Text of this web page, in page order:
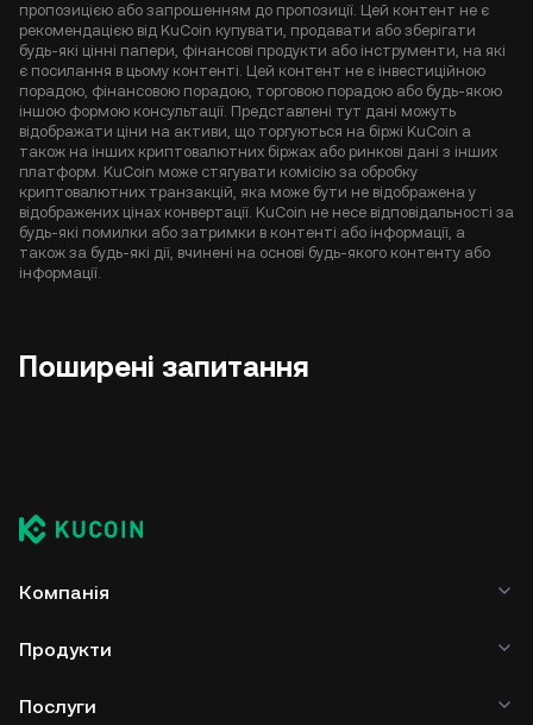
пропозицією або запрошенням до пропозиції. Цей контент не є
рекомендацією від KuCoin купувати, продавати або зберігати
будь-які цінні папери, фінансові продукти або інструменти, на які
є посилання в цьому контенті. Цей контент не є інвестиційною
порадою, фінансовою порадою, торговою порадою або будь-якою
іншою формою консультації. Представлені тут дані можуть
відображати ціни на активи, що торгуються на біржі KuCoin а
також на інших криптовалютних біржах або ринкові дані з інших
платформ. KuCoin може стягувати комісію за обробку
криптовалютних транзакцій, яка може бути не відображена у
відображених цінах конвертації. KuCoin не несе відповідальності за
будь-які помилки або затримки в контенті або інформації, а
також за будь-які дії, вчинені на основі будь-якого контенту або
інформації.
Поширені запитання
Компанія
Продукти
Послуги